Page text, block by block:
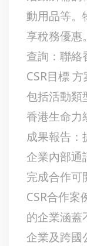
動用品等。
享稅務優惠
查詢：聯絡
CSR目標
包括活動類
香港生命力
成果報告：
企業內部通
完成合作可
CSR合作案
的企業涵蓋
企業及跨國